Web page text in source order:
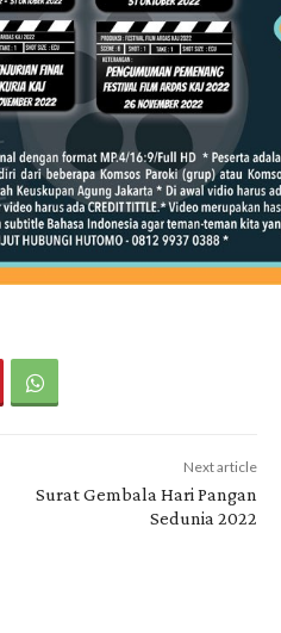
Next article
Surat Gembala Hari Pangan
Sedunia 2022